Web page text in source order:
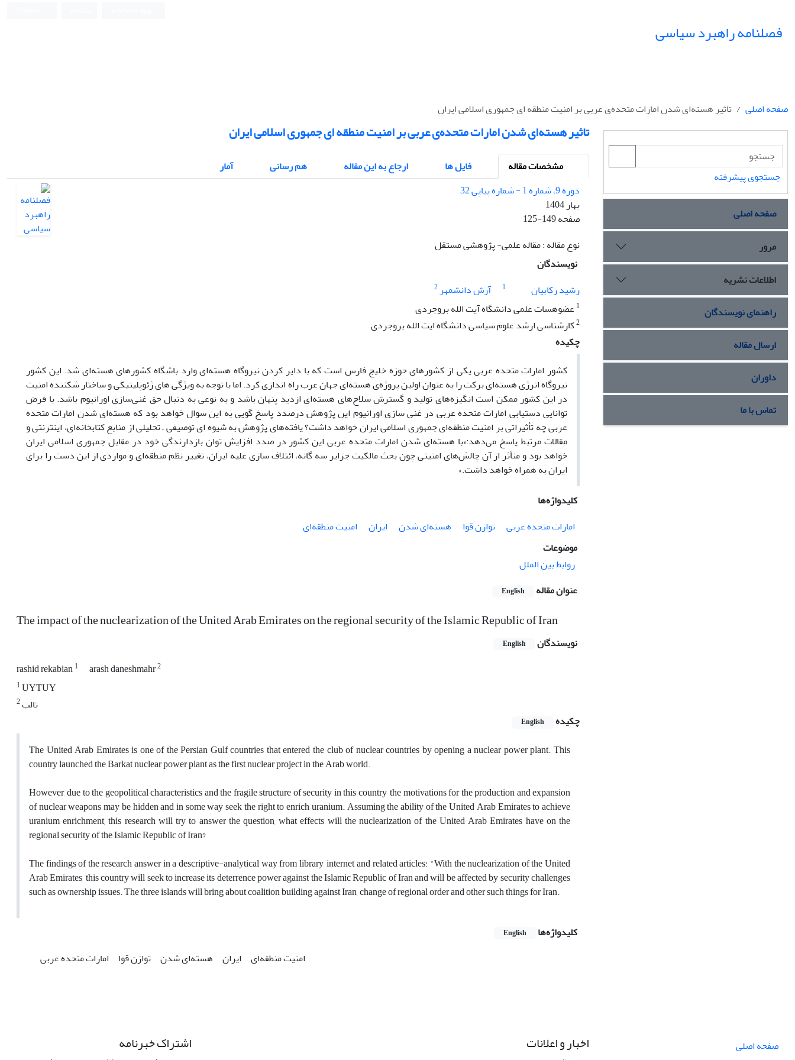
فصلنامه راهبرد سیاسی
صفحه اصلی تاثیر هسته‌ای شدن امارات متحده‌ی‌ عربی بر امنیت منطقه ای جمهوری اسلامی ایران
تاثیر هسته‌ای شدن امارات متحده‌ی‌ عربی بر امنیت منطقه ای جمهوری اسلامی ایران
مشخصات مقاله فایل ها ارجاع به این مقاله هم رسانی
آمار
دوره 9، شماره 1 - شماره پیاپی 32
بهار 1404
صفحه125-149
نوع مقاله : مقاله علمی- پژوهشی مستقل
نویسندگان
رشید رکابیان
1 آرش دانشمهر2
1 عضوهسات علمی دانشگاه آیت الله بروجردی
2کارشناسی ارشد علوم سیاسی دانشگاه ایت الله بروجردی
چکیده
کشور امارات متحده عربی یکی از کشورهای حوزه خلیج فارس است که با دایر کردن نیروگاه هسته‌ای وارد باشگاه کشورهای هسته‌ای شد. این کشور
نیروگاه انرژی هسته‌ای برکت را به عنوان اولین پروژه‌ی هسته‌ای جهان عرب راه اندازی کرد. اما با توجه به ویژگی های ژئوپلیتیکی و ساختار شکننده امنیت
در این کشور ممکن است انگیزه‌های تولید و گسترش سلاح‌های هسته‌ای ازدید پنهان باشد و به نوعی به دنبال حق غنی‌سازی اورانیوم باشد. با فرض
توانایی دستیابی امارات متحده عربی در غنی سازی اورانیوم این پژوهش درصدد پاسخ گویی به این سوال خواهد بود که هسته‌ای شدن امارات متحده
عربی چه تأثیراتی بر امنیت منطقه‌ای جمهوری اسلامی ایران خواهد داشت؟ یافته‌های پژوهش به شیوه ای توصیفی – تحلیلی از منابع کتابخانه‌ای، اینترنتی و
مقالات مرتبط پاسخ می‌دهد:«با هسته‌‍‍‍‍‍‍‍‍‍‍‍‍‍‍‍‍‍‌‌‌‌‌‌ای شدن امارات متحده عربی این کشور در صدد افزایش توان بازدارندگی خود در مقابل جمهوری اسلامی ایران
خواهد بود و متأثر از آن چالش‌های امنیتی چون بحث مالکیت جزایر سه گانه، ائتلاف سازی علیه ایران، تغییر نظم منطقه‌ای و مواردی از این دست را برای
ایران به همراه خواهد داشت.»
کلیدواژه‌ها
امارات متحده عربی
توازن قوا هسته‌ای شدن ایران
امنیت منطقه‌ای
موضوعات
روابط بین الملل
عنوان مقاله
English
The impact of the nuclearization of the United Arab Emirates on the regional security of the Islamic Republic of Iran
نویسندگان English
rashid rekabian1 arash daneshmahr2
1UYTUY
2تالب
چکیده
English
The United Arab Emirates is one of the Persian Gulf countries that entered the club of nuclear countries by opening a nuclear power plant. This
country launched the Barkat nuclear power plant as the first nuclear project in the Arab world.
However, due to the geopolitical characteristics and the fragile structure of security in this country, the motivations for the production and expansion
of nuclear weapons may be hidden and in some way seek the right to enrich uranium. Assuming the ability of the United Arab Emirates to achieve
uranium enrichment, this research will try to answer the question, what effects will the nuclearization of the United Arab Emirates have on the
regional security of the Islamic Republic of Iran?
The findings of the research answer in a descriptive-analytical way from library, internet and related articles: "With the nuclearization of the United
Arab Emirates, this country will seek to increase its deterrence power against the Islamic Republic of Iran and will be affected by security challenges
such as ownership issues. The three islands will bring about coalition building against Iran, change of regional order and other such things for Iran.
کلیدواژه‌ها English
امارات متحده عربی توازن قوا هسته‌ای شدن ایران امنیت منطقه‌ای
جستجوی پیشرفته
صفحه اصلی
مرور
اطلاعات نشریه
راهنمای نویسندگان
ارسال مقاله
داوران
تماس با ما
صفحه اصلی
اخبار و اعلانات اشتراک خبرنامه